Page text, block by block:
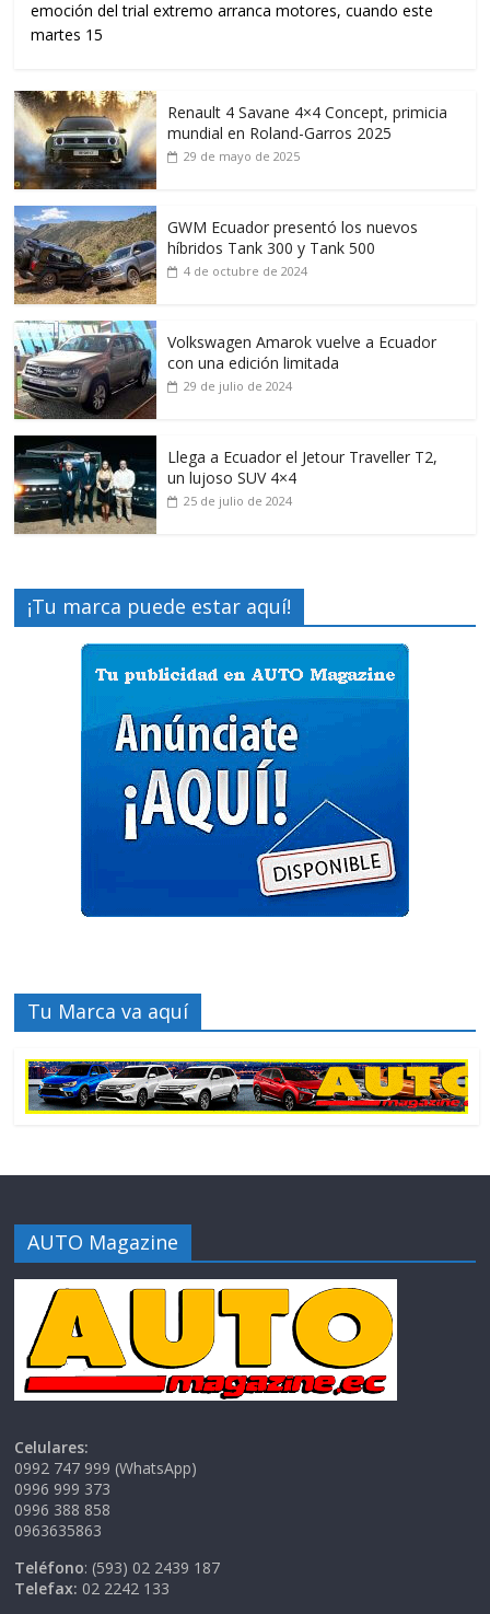
emoción del trial extremo arranca motores, cuando este
martes 15
Renault 4 Savane 4×4 Concept, primicia
mundial en Roland-Garros 2025
29 de mayo de 2025
GWM Ecuador presentó los nuevos
híbridos Tank 300 y Tank 500
4 de octubre de 2024
Volkswagen Amarok vuelve a Ecuador
con una edición limitada
29 de julio de 2024
Llega a Ecuador el Jetour Traveller T2,
un lujoso SUV 4×4
25 de julio de 2024
¡Tu marca puede estar aquí!
Tu Marca va aquí
AUTO Magazine
Celulares:
0992 747 999 (WhatsApp)
0996 999 373
0996 388 858
0963635863
Teléfono: (593) 02 2439 187
Telefax: 02 2242 133